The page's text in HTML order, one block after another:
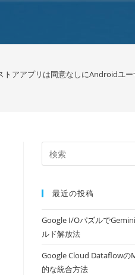
トアアプリは同意なしにAndroidユー
最近の投稿
Google I/Oパズルで
ルド解放法
Google Cloud Dataflowの
的な統合方法